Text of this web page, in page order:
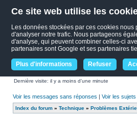
Ce site web utilise les
Les données stockées par ces cookies
d'analyser notre trafic. Nous partageons
d'analyse, qui peuvent combiner celles-ci
partenaires sont Google et ses partenaires
Plus d'informations Refuser
Dernière visite: il y a moins d’une minute
Voir les messages sans réponses | Voir les
Index du forum » Technique » Problèmes